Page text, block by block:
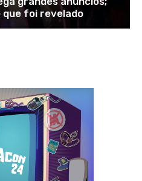
que foi revelado